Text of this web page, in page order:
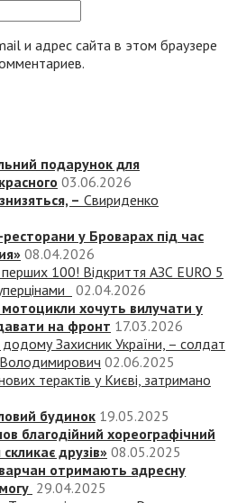
и адрес сайта в этом браузере
подарунок для
03.06.2026
– Свириденко
у Броварах під час
08.04.2026
100! Відкриття АЗС EURO 5
02.04.2026
мотоцикли хочуть вилучати у
на фронт 17.03.2026
Захисник України, – солдат
02.06.2025
терактів у Києві, затримано
будинок 19.05.2025
благодійний хореографічний
друзів» 08.05.2025
отримають адресну
29.04.2025